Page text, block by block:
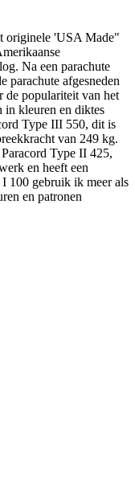
originele 'USA Made"
Na een parachute
parachute afgesneden
de populariteit van het
in kleuren en diktes
Type III 550, dit is
van 249 kg.
Type II 425,
en heeft een
100 gebruik ik meer als
en patronen